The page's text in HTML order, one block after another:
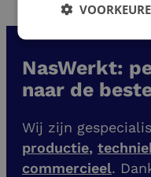
NasWerkt:
naar de
Wij zijn
productie,
commercieel.